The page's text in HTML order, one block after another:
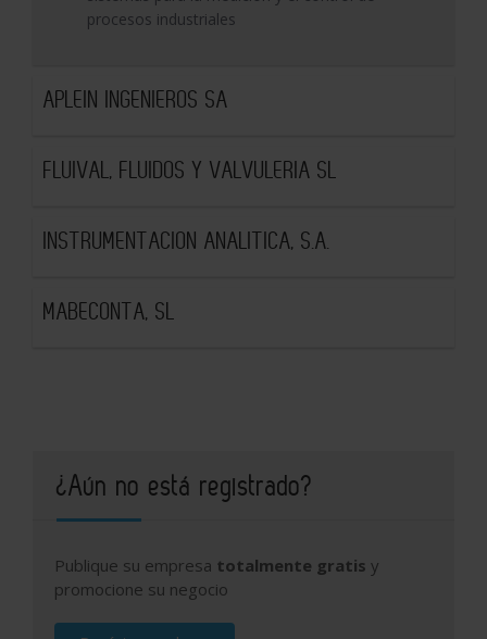
procesos industriales
APLEIN INGENIEROS SA
FLUIVAL, FLUIDOS Y VALVULERIA SL
INSTRUMENTACION ANALITICA, S.A.
MABECONTA, SL
¿Aún no está registrado?
Publique su empresa totalmente gratis y
promocione su negocio